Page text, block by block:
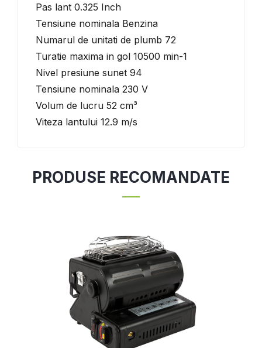
Pas lant 0.325 Inch
Tensiune nominala Benzina
Numarul de unitati de plumb 72
Turatie maxima in gol 10500 min-1
Nivel presiune sunet 94
Tensiune nominala 230 V
Volum de lucru 52 cm³
Viteza lantului 12.9 m/s
PRODUSE RECOMANDATE